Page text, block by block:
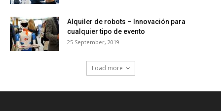
Alquiler de robots – Innovación para
cualquier tipo de evento
25 September, 2019
Load more